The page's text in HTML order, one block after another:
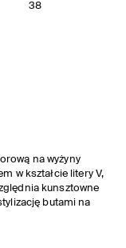
38
na wyżyny
w kształcie litery V,
kunsztowne
butami na